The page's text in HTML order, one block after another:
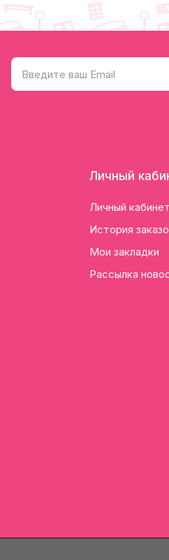
Личный
Личный кабинет
История
Мои закладки
Рассылка